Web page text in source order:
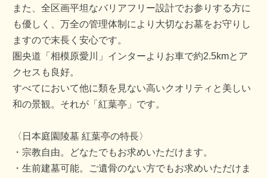
また、全区画平坦なバリアフリー設計でお参りする方に
も優しく、万全の管理体制により大切なお墓をお守りし
ますので末長く安心です。
圏央道「相模原愛川」インターよりお車で約2.5kmとア
クセスも良好。
すべてにおいて他に類を見ない高いクオリティと美しい
和の景観。それが「紅葉亭」です。
〈日本庭園陵墓 紅葉亭の特長〉
宗教自由。どなたでもお求めいただけます。
生前建墓可能。ご遺骨のない方でもお求めいただけま